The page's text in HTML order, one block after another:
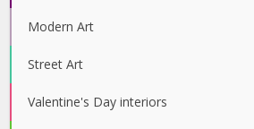
Modern Art
Street Art
Valentine's Day interiors